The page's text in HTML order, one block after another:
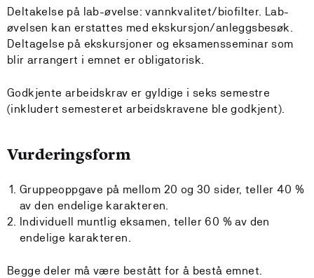
Deltakelse på lab-øvelse: vannkvalitet/biofilter. Lab-
øvelsen kan erstattes med ekskursjon/anleggsbesøk.
Deltagelse på ekskursjoner og eksamensseminar som
blir arrangert i emnet er obligatorisk.
Godkjente arbeidskrav er gyldige i seks semestre
(inkludert semesteret arbeidskravene ble godkjent).
Vurderingsform
Gruppeoppgave på mellom 20 og 30 sider, teller 40 %
av den endelige karakteren.
Individuell muntlig eksamen, teller 60 % av den
endelige karakteren.
Begge deler må være bestått for å bestå emnet.